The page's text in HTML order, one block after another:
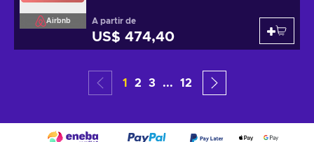
Airbnb A partir de
US$ 474,40
1 2 3 ... 12